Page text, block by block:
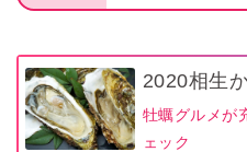
2020相生
牡蠣グルメが
ェック